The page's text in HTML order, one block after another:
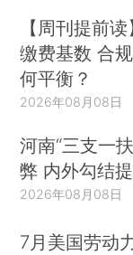
【周刊提前
缴费基数 合
何平衡？
2026年08月08日
河南“三支一
弊 内外勾结
2026年08月08日
7月美国劳动